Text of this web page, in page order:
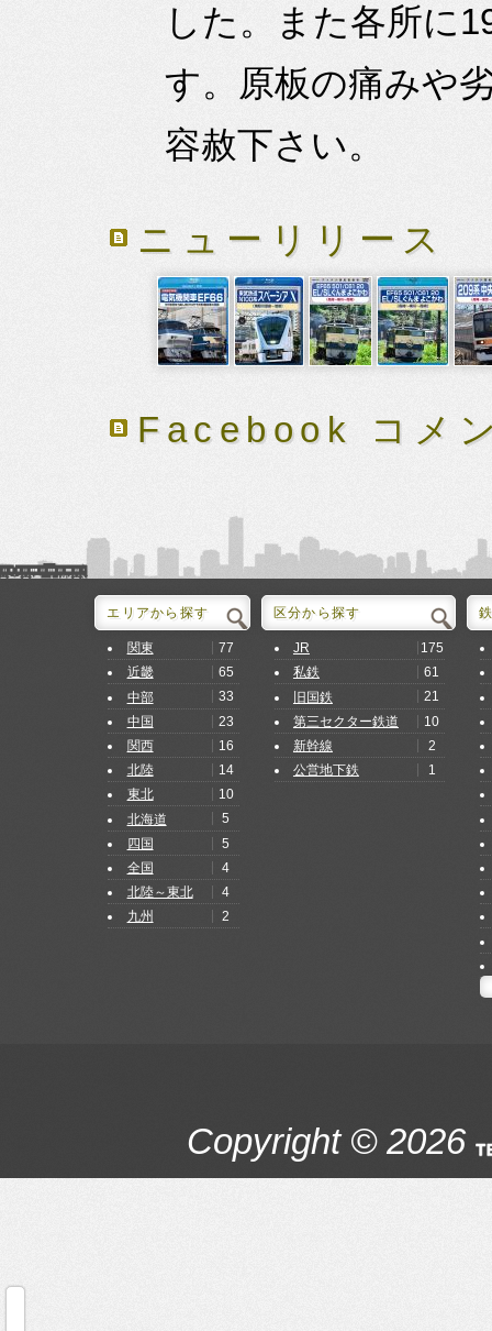
した。また各所に
す。原板の痛みや
容赦下さい。
ニューリリース
Facebook コメ
エリアから探す
関東
77
近畿
65
中部
33
中国
23
関西
16
北陸
14
東北
10
北海道
5
四国
5
全国
4
北陸～東北
4
九州
2
区分から探す
JR
175
私鉄
61
旧国鉄
21
第三セクター鉄道
10
新幹線
2
公営地下鉄
1
Copyright © 2026